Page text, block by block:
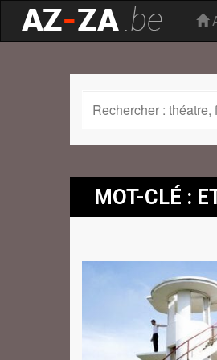
MOT-CLÉ :